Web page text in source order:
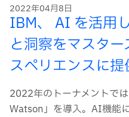
2022年04月8日
IBM、 AI を活用
と洞察をマスタ
スペリエンスに提
2022年のトーナメントで
Watson」を導入。AI機能